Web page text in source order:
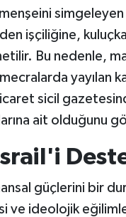
simgeleyen
işçiliğine,
Bu nedenle,
yayılan
sicil
ait olduğunu
güçlerini bir
ve ideolojik